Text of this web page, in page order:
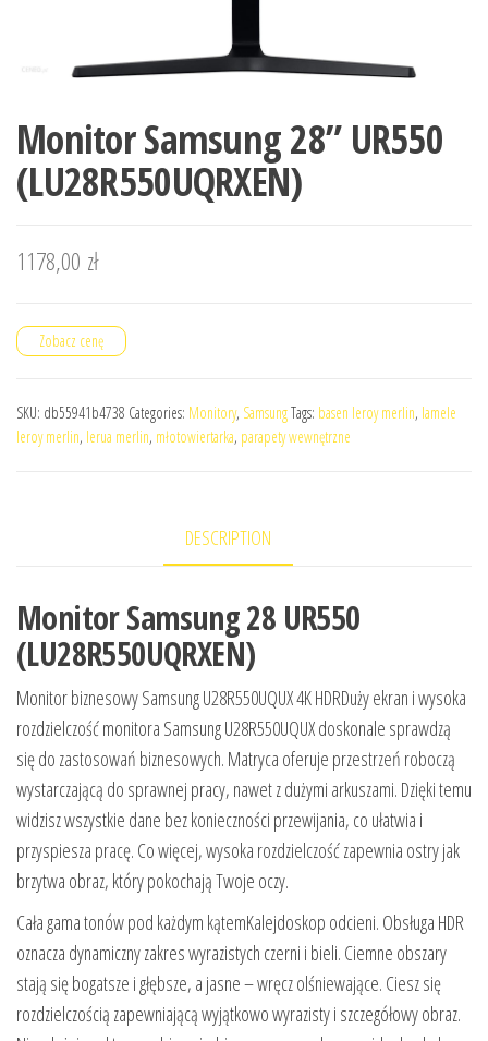
Monitor Samsung 28” UR550
(LU28R550UQRXEN)
1178,00 zł
Zobacz cenę
SKU: db55941b4738 Categories: Monitory, SamsungTags: basen leroy merlin, lamele
leroy merlin, lerua merlin, młotowiertarka, parapety wewnętrzne
DESCRIPTION
Monitor Samsung 28 UR550
(LU28R550UQRXEN)
Monitor biznesowy Samsung U28R550UQUX 4K HDRDuży ekran i wysoka
rozdzielczość monitora Samsung U28R550UQUX doskonale sprawdzą
się do zastosowań biznesowych. Matryca oferuje przestrzeń roboczą
wystarczającą do sprawnej pracy, nawet z dużymi arkuszami. Dzięki temu
widzisz wszystkie dane bez konieczności przewijania, co ułatwia i
przyspiesza pracę. Co więcej, wysoka rozdzielczość zapewnia ostry jak
brzytwa obraz, który pokochają Twoje oczy.
Cała gama tonów pod każdym kątemKalejdoskop odcieni. Obsługa HDR
oznacza dynamiczny zakres wyrazistych czerni i bieli. Ciemne obszary
stają się bogatsze i głębsze, a jasne – wręcz olśniewające. Ciesz się
rozdzielczością zapewniającą wyjątkowo wyrazisty i szczegółowy obraz.